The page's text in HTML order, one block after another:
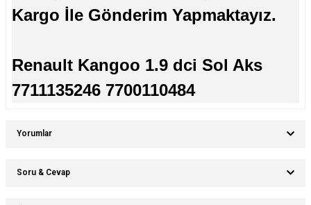
Kargo İle Gönderim Yapmaktayız.
Renault Kangoo 1.9 dci Sol Aks
7711135246 7700110484
Yorumlar
Soru & Cevap